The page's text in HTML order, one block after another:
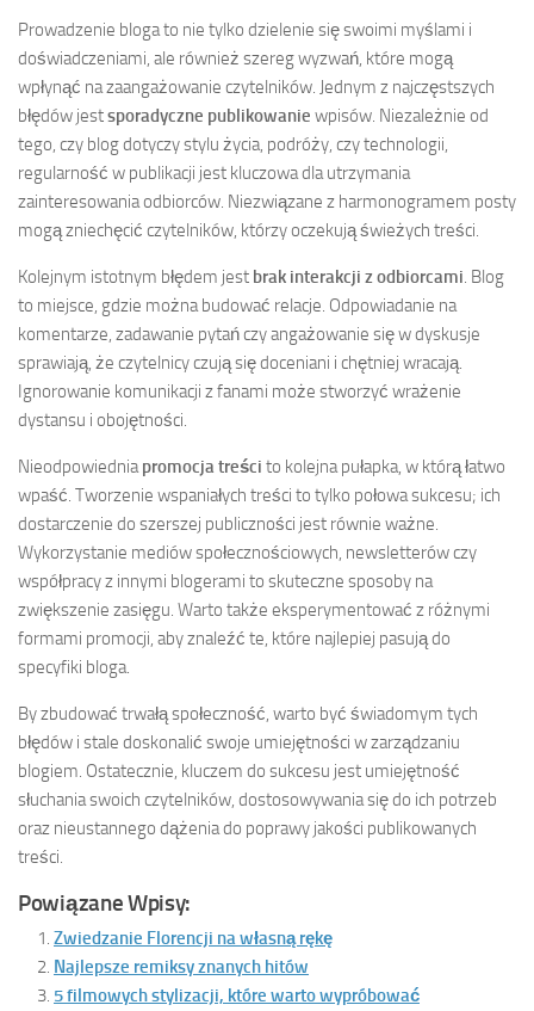
Prowadzenie bloga to nie tylko dzielenie się swoimi myślami i
doświadczeniami, ale również szereg wyzwań, które mogą
wpłynąć na zaangażowanie czytelników. Jednym z najczęstszych
błędów jestsporadyczne publikowanie wpisów. Niezależnie od
tego, czy blog dotyczy stylu życia, podróży, czy technologii,
regularność w publikacji jest kluczowa dla utrzymania
zainteresowania odbiorców. Niezwiązane z harmonogramem posty
mogą zniechęcić czytelników, którzy oczekują świeżych treści.
Kolejnym istotnym błędem jest brak interakcji z odbiorcami. Blog
to miejsce, gdzie można budować relacje. Odpowiadanie na
komentarze, zadawanie pytań czy angażowanie się w dyskusje
sprawiają, że czytelnicy czują się doceniani i chętniej wracają.
Ignorowanie komunikacji z fanami może stworzyć wrażenie
dystansu i obojętności.
Nieodpowiedniapromocja treści to kolejna pułapka, w którą łatwo
wpaść. Tworzenie wspaniałych treści to tylko połowa sukcesu; ich
dostarczenie do szerszej publiczności jest równie ważne.
Wykorzystanie mediów społecznościowych, newsletterów czy
współpracy z innymi blogerami to skuteczne sposoby na
zwiększenie zasięgu. Warto także eksperymentować z różnymi
formami promocji, aby znaleźć te, które najlepiej pasują do
specyfiki bloga.
By zbudować trwałą społeczność, warto być świadomym tych
błędów i stale doskonalić swoje umiejętności w zarządzaniu
blogiem. Ostatecznie, kluczem do sukcesu jest umiejętność
słuchania swoich czytelników, dostosowywania się do ich potrzeb
oraz nieustannego dążenia do poprawy jakości publikowanych
treści.
Powiązane Wpisy:
Zwiedzanie Florencji na własną rękę
Najlepsze remiksy znanych hitów
5 filmowych stylizacji, które warto wypróbować